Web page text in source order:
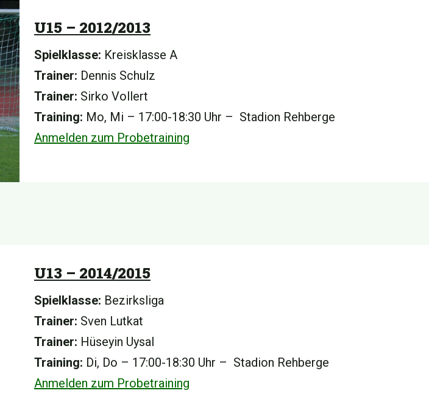
U15 – 2012/2013
Spielklasse: Kreisklasse A
Trainer: Dennis Schulz
Trainer: Sirko Vollert
Training: Mo, Mi – 17:00-18:30 Uhr – Stadion Rehberge
Anmelden zum Probetraining
U13 – 2014/2015
Spielklasse: Bezirksliga
Trainer: Sven Lutkat
Trainer: Hüseyin Uysal
Training: Di, Do – 17:00-18:30 Uhr – Stadion Rehberge
Anmelden zum Probetraining